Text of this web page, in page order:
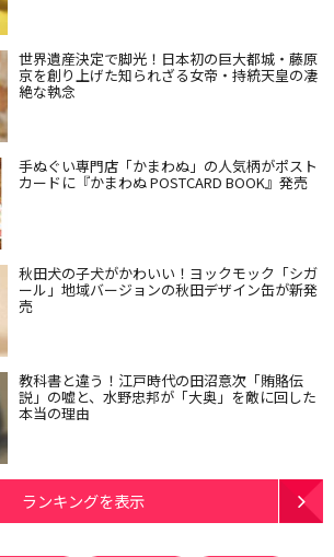
世界遺産決定で脚光！日本初の巨大都城・藤原
京を創り上げた知られざる女帝・持統天皇の凄
絶な執念
手ぬぐい専門店「かまわぬ」の人気柄がポスト
カードに『かまわぬ POSTCARD BOOK』発売
秋田犬の子犬がかわいい！ヨックモック「シガ
ール」地域バージョンの秋田デザイン缶が新発
売
教科書と違う！江戸時代の田沼意次「賄賂伝
説」の嘘と、水野忠邦が「大奥」を敵に回した
本当の理由
ランキングを表示